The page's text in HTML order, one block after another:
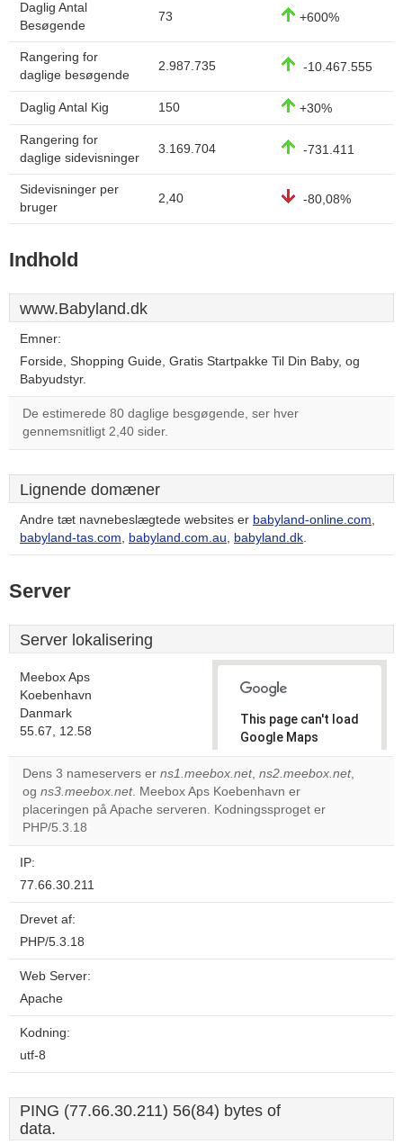
Daglig Antal
Besøgende
73 +600%
Rangering for
daglige besøgende
2.987.735 -10.467.555
Daglig Antal Kig 150 +30%
Rangering for
daglige sidevisninger
3.169.704 -731.411
Sidevisninger per
bruger
2,40 -80,08%
Indhold
www.Babyland.dk
Emner:
Forside, Shopping Guide, Gratis Startpakke Til Din Baby, og
Babyudstyr.
De estimerede 80 daglige besgøgende, ser hver
gennemsnitligt 2,40 sider.
Lignende domæner
Andre tæt navnebeslægtede websites er babyland-online.com,
babyland-tas.com, babyland.com.au, babyland.dk.
Server
Server lokalisering
Meebox Aps
Koebenhavn
Danmark
55.67, 12.58
This page can't load
Google Maps
correctly.
Do you
own this
Dens 3 nameservers er ns1.meebox.net, ns2.meebox.net,
og ns3.meebox.net. Meebox Aps Koebenhavn er
placeringen på Apache serveren. Kodningssproget er
PHP/5.3.18
IP:
77.66.30.211
Drevet af:
PHP/5.3.18
Web Server:
Apache
Kodning:
utf-8
PING (77.66.30.211) 56(84) bytes of
data.